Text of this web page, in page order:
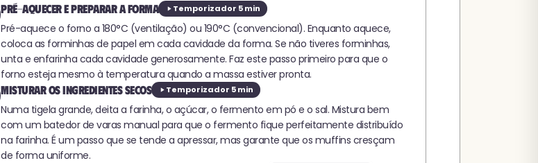
Pré-aquecer e preparar a forma Temporizador 5 min
Pré-aquece o forno a 180°C (ventilação) ou 190°C (convencional). Enquanto aquece,
coloca as forminhas de papel em cada cavidade da forma. Se não tiveres forminhas,
unta e enfarinha cada cavidade generosamente. Faz este passo primeiro para que o
forno esteja mesmo à temperatura quando a massa estiver pronta.
Misturar os ingredientes secos Temporizador 5 min
Numa tigela grande, deita a farinha, o açúcar, o fermento em pó e o sal. Mistura bem
com um batedor de varas manual para que o fermento fique perfeitamente distribuído
na farinha. É um passo que se tende a apressar, mas garante que os muffins cresçam
de forma uniforme.